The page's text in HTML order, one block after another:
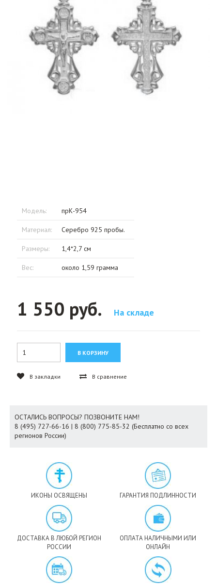
Модель: прК-954
Материал: Серебро 925 пробы.
Размеры: 1,4*2,7 см
Вес: около 1,59 грамма
1 550 руб. На складе
В закладки В сравнение
ОСТАЛИСЬ ВОПРОСЫ? ПОЗВОНИТЕ НАМ!
8 (495) 727-66-16 | 8 (800) 775-85-32 (Бесплатно со всех
регионов России)
ИКОНЫ ОСВЯЩЕНЫ ГАРАНТИЯ ПОДЛИННОСТИ
ДОСТАВКА В ЛЮБОЙ РЕГИОН
РОССИИ
ОПЛАТА НАЛИЧНЫМИ ИЛИ
ОНЛАЙН